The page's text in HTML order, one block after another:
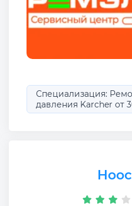
Специализация:
давления Karcher от